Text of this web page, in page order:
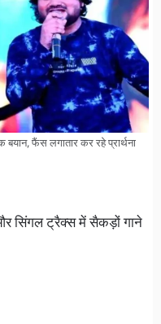
फैंस लगातार कर रहे प्रार्थना
सिंगल ट्रैक्स में सैकड़ों गाने